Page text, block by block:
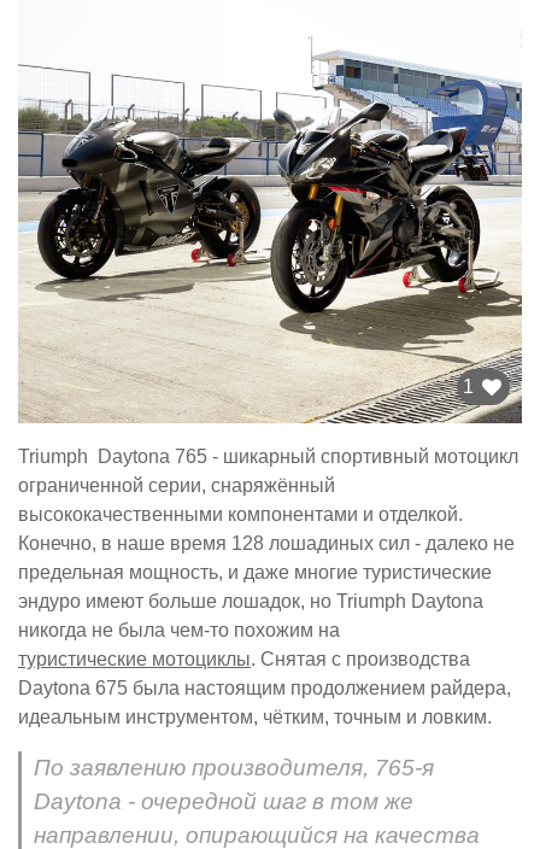
1
Triumph Daytona 765 - шикарный спортивный мотоцикл
ограниченной серии, снаряжённый
высококачественными компонентами и отделкой.
Конечно, в наше время 128 лошадиных сил - далеко не
предельная мощность, и даже многие туристические
эндуро имеют больше лошадок, но Triumph Daytona
никогда не была чем-то похожим на
туристические мотоциклы. Снятая с производства
Daytona 675 была настоящим продолжением райдера,
идеальным инструментом, чётким, точным и ловким.
По заявлению производителя, 765-я
Daytona - очередной шаг в том же
направлении, опирающийся на качества